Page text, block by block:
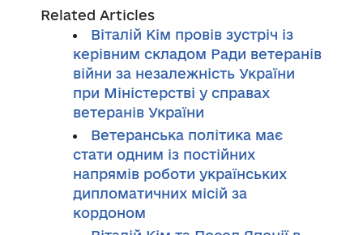
Related Articles
Віталій Кім провів зустріч із
керівним складом Ради ветеранів
війни за незалежність України
при Міністерстві у справах
ветеранів України
Ветеранська політика має
стати одним із постійних
напрямів роботи українських
дипломатичних місій за
кордоном